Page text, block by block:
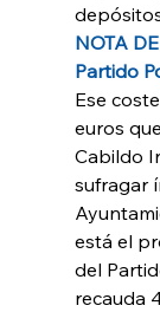
NOTA
Partido
Ese
euros
Cabildo
sufragar
está el
del
recauda